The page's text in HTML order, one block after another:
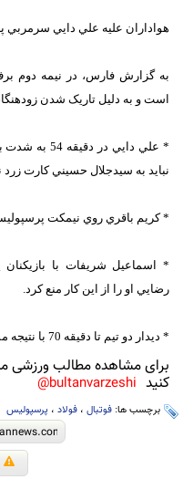
هواداران عليه علي دايي
به گزارش فارس، در نيمه دوم
است و به دليل تاريک شدن
* علي دايي در
نبايد به سيدجلال حسيني کارت
* کريم باقري روي نيمکت
* اسماعيل شريفات با
رضايي او را از اين کار منع کرد.
* ديدار دو تيم تا دقيقه 70 با نتيجه مساوي يک بر يک در جريان است.
برای مشاهده مطالب ورزشی ما
کنید bultanvarzeshi@
برچسب ها: فوتبال ، فولاد ، پرسپولیس